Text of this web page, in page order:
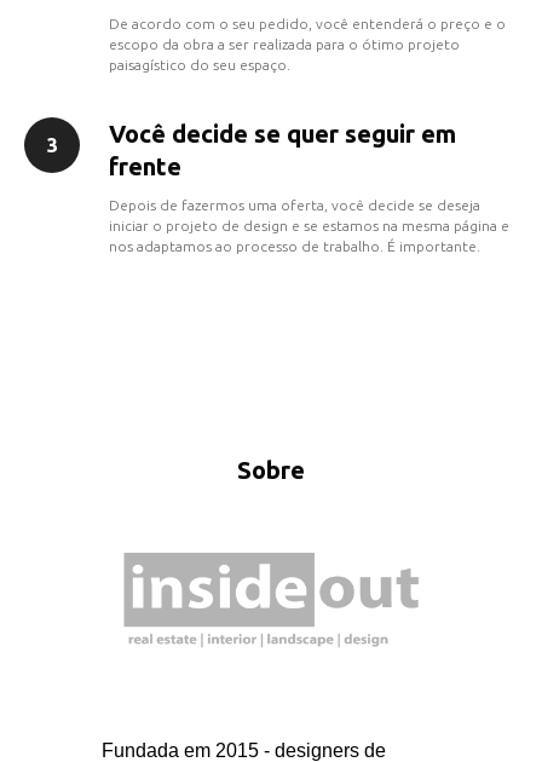
De acordo com o seu pedido, você entenderá o preço e o
escopo da obra a ser realizada para o ótimo projeto
paisagístico do seu espaço.
3
Você decide se quer seguir em
frente
Depois de fazermos uma oferta, você decide se deseja
iniciar o projeto de design e se estamos na mesma página e
nos adaptamos ao processo de trabalho. É importante.
Sobre
Fundada em 2015 - designers de